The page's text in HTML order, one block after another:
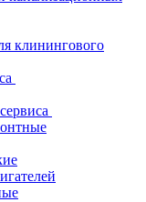
клинингового